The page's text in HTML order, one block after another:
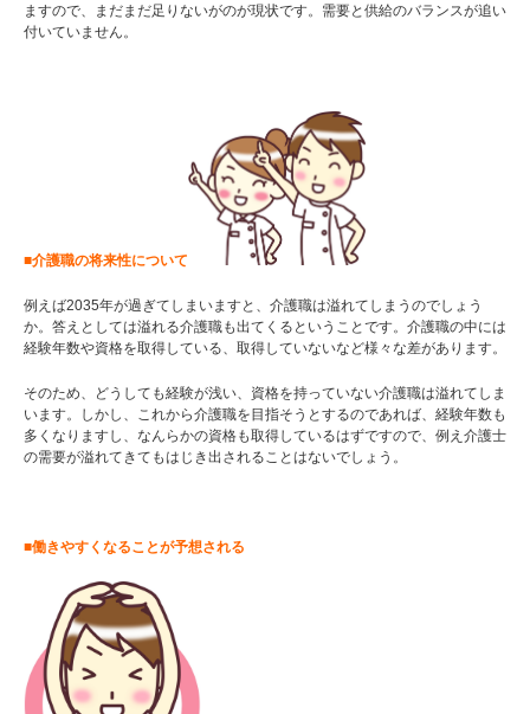
ますので、まだまだ足りないがのが現状です。需要と供給のバランスが追い
付いていません。
■介護職の将来性について
例えば2035年が過ぎてしまいますと、介護職は溢れてしまうのでしょう
か。答えとしては溢れる介護職も出てくるということです。介護職の中には
経験年数や資格を取得している、取得していないなど様々な差があります。
そのため、どうしても経験が浅い、資格を持っていない介護職は溢れてしま
います。しかし、これから介護職を目指そうとするのであれば、経験年数も
多くなりますし、なんらかの資格も取得しているはずですので、例え介護士
の需要が溢れてきてもはじき出されることはないでしょう。
■働きやすくなることが予想される